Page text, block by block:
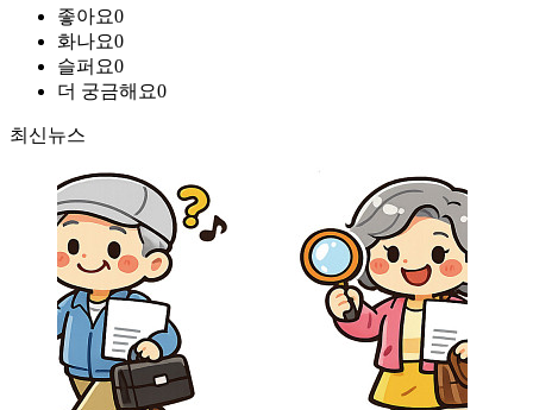
좋아요0
화나요0
슬퍼요0
더 궁금해요0
최신뉴스